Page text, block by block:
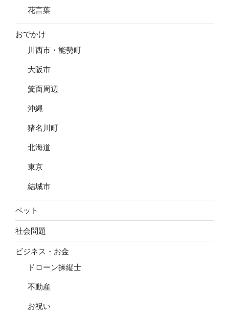
花言葉
おでかけ
川西市・能勢町
大阪市
箕面周辺
沖縄
猪名川町
北海道
東京
結城市
ペット
社会問題
ビジネス・お金
ドローン操縦士
不動産
お祝い